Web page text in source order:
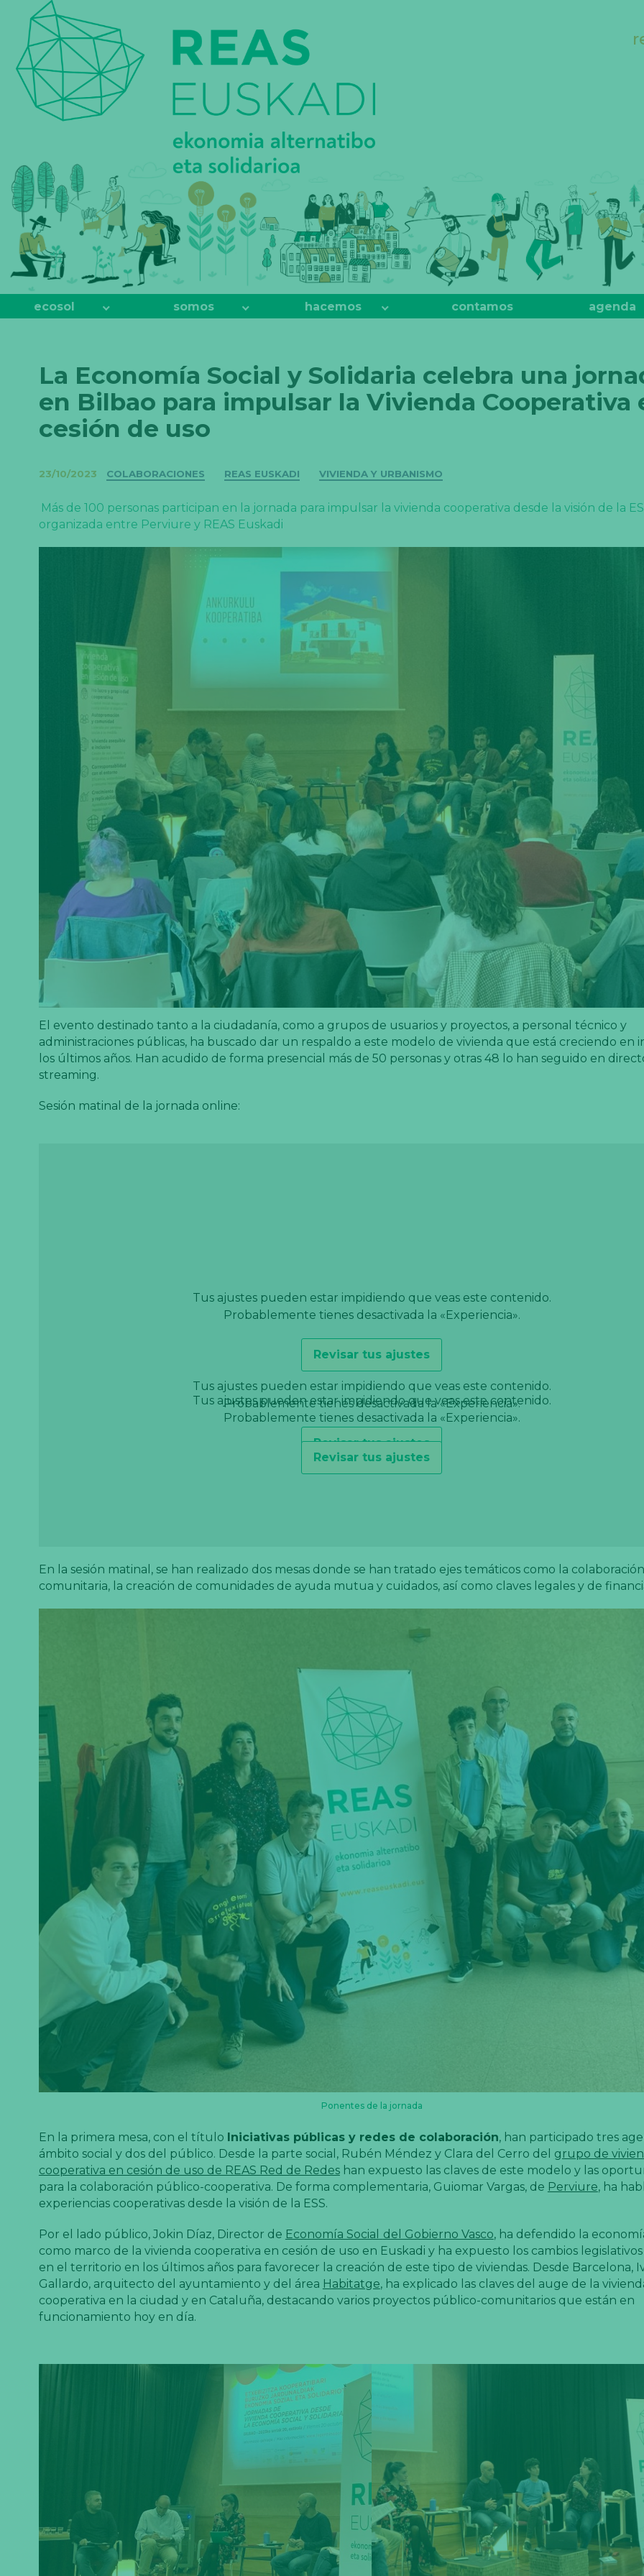
REAS
EUSKADI
ecosol somos hacemos contamos agenda
La Economía Social y Solidaria celebra una
en Bilbao para impulsar la Vivienda Cooperativa
cesión de uso
23/10/2023 Categorías
COLABORACIONES REAS EUSKADI VIVIENDA Y URBANISMO
Más de 100 personas participan en la jornada para impulsar la vivienda cooperativa desde la visión de la
organizada entre Perviure y REAS Euskadi
El evento destinado tanto a la ciudadanía, como a grupos de usuarios y proyectos, a personal técnico y
administraciones públicas, ha buscado dar un respaldo a este modelo de vivienda que está creciendo en
los últimos años. Han acudido de forma presencial más de 50 personas y otras 48 lo han seguido en
streaming.
Sesión matinal de la jornada online:
Tus ajustes pueden estar impidiendo que veas este contenido.
Probablemente tienes desactivada la «Experiencia».
Revisar tus ajustes
Tus ajustes pueden estar impidiendo que veas este contenido.
Probablemente tienes desactivada la «Experiencia».
Revisar tus ajustes
Tus ajustes pueden estar impidiendo que veas este contenido.
Probablemente tienes desactivada la «Experiencia».
Revisar tus ajustes
En la sesión matinal, se han realizado dos mesas donde se han tratado ejes temáticos como la
comunitaria, la creación de comunidades de ayuda mutua y cuidados, así como claves legales y de
Ponentes de la jornada
En la primera mesa, con el título Iniciativas públicas y redes de colaboración, han participado tres
ámbito social y dos del público. Desde la parte social, Rubén Méndez y Clara del Cerro del grupo de
cooperativa en cesión de uso de REAS Red de Redeshan expuesto las claves de este modelo y las
para la colaboración público-cooperativa. De forma complementaria, Guiomar Vargas, de Perviure, ha
experiencias cooperativas desde la visión de la ESS.
Por el lado público, Jokin Díaz, Director de Economía Social del Gobierno Vasco, ha defendido la
como marco de la vivienda cooperativa en cesión de uso en Euskadi y ha expuesto los cambios
en el territorio en los últimos años para favorecer la creación de este tipo de viviendas. Desde Barcelona,
Gallardo, arquitecto del ayuntamiento y del área Habitatge, ha explicado las claves del auge de la
cooperativa en la ciudad y en Cataluña, destacando varios proyectos público-comunitarios que están en
funcionamiento hoy en día.